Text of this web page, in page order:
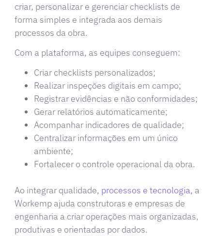
criar, personalizar e gerenciar checklists de
forma simples e integrada aos demais
processos da obra.
Com a plataforma, as equipes conseguem:
Criar checklists personalizados;
Realizar inspeções digitais em campo;
Registrar evidências e não conformidades;
Gerar relatórios automaticamente;
Acompanhar indicadores de qualidade;
Centralizar informações em um único
ambiente;
Fortalecer o controle operacional da obra.
Ao integrar qualidade, processos e tecnologia, a
Workemp ajuda construtoras e empresas de
engenharia a criar operações mais organizadas,
produtivas e orientadas por dados.